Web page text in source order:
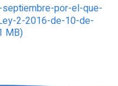
por-el-que-
2-2016-de-10-de-
MB)